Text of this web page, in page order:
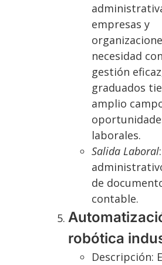
empresas y
necesidad
gestión
graduados
amplio
laborales.
Salida Laboral
de
contable.
robótica
Descripción: